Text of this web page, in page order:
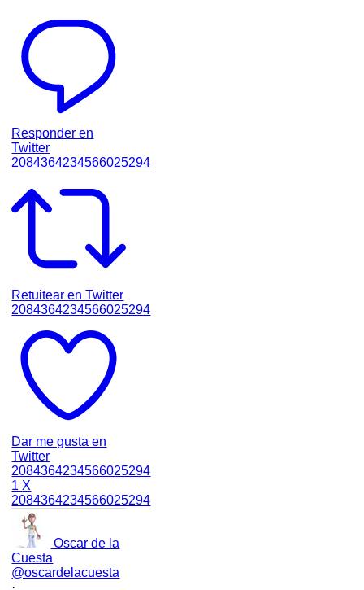
Responder en
Twitter
2084364234566025294
Retuitear en Twitter
2084364234566025294
Dar me gusta en
Twitter
2084364234566025294
1 X
2084364234566025294
Oscar de la
Cuesta
@oscardelacuesta
·